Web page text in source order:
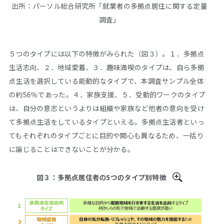
出所：パーソル総合研究所「就業者の多拠点居住に関する定量
調査」
５つのタイプには以下の特徴がみられた（図３）。１．多拠点
生活志向、２．地域愛着、３．趣味満喫のタイプは、自ら多拠
点生活を選択している能動的なタイプで、本調査サンプル全体
の約56％であった。４．家族支援、５．受動的ワークのタイプ
は、自分の意志というよりは組織や家族など他者の意向を受け
て多拠点生活をしているタイプといえる。多拠点生活者といっ
てもそれぞれのタイプごとに目的や関心も異なるため、一括り
に論じることはできないことが分かる。
図３：多拠点居住者の5つのタイプ別特徴